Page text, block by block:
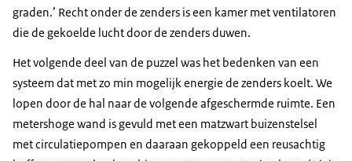
graden.’ Recht onder de zenders is een kamer met ventilatoren
die de gekoelde lucht door de zenders duwen.
Het volgende deel van de puzzel was het bedenken van een
systeem dat met zo min mogelijk energie de zenders koelt. We
lopen door de hal naar de volgende afgeschermde ruimte. Een
metershoge wand is gevuld met een matzwart buizenstelsel
met circulatiepompen en daaraan gekoppeld een reusachtig